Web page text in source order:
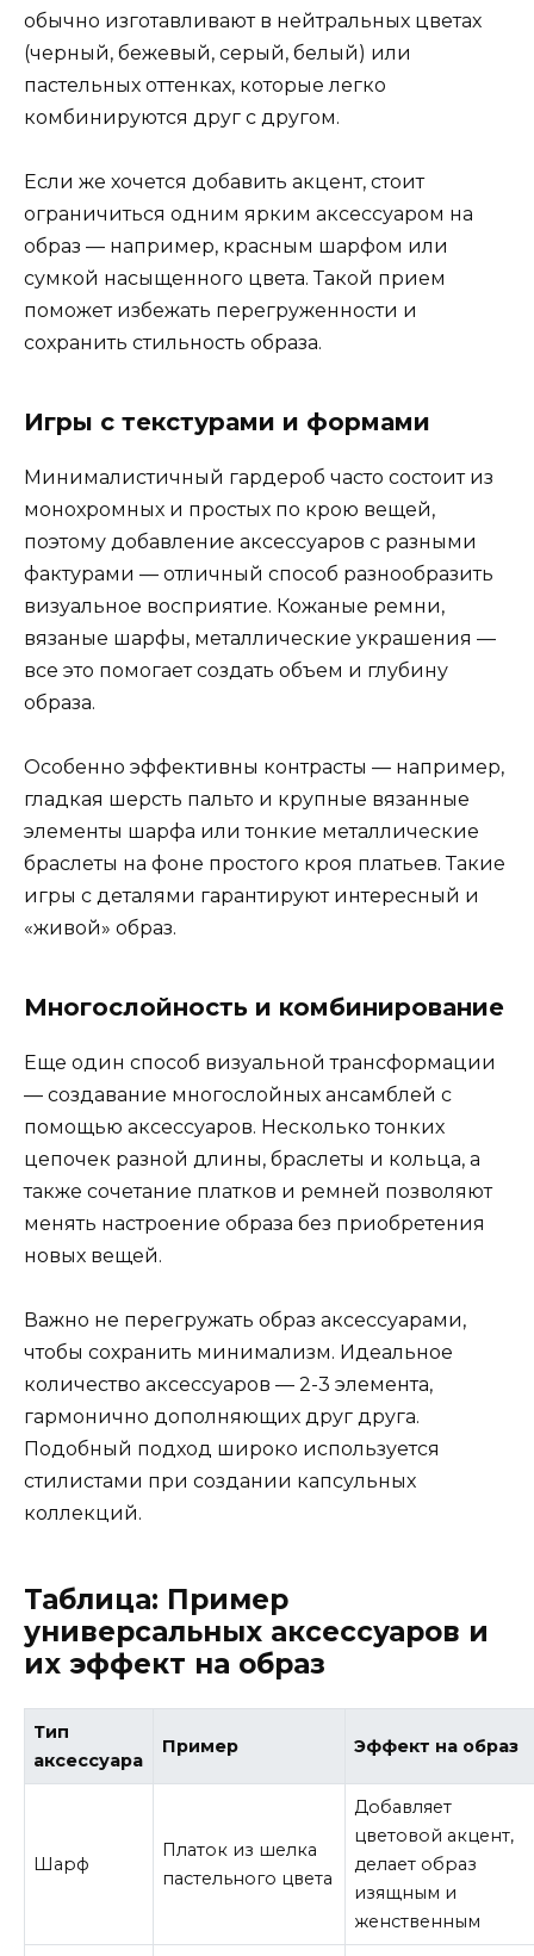
обычно изготавливают в нейтральных цветах
(черный, бежевый, серый, белый) или
пастельных оттенках, которые легко
комбинируются друг с другом.
Если же хочется добавить акцент, стоит
ограничиться одним ярким аксессуаром на
образ — например, красным шарфом или
сумкой насыщенного цвета. Такой прием
поможет избежать перегруженности и
сохранить стильность образа.
Игры с текстурами и формами
Минималистичный гардероб часто состоит из
монохромных и простых по крою вещей,
поэтому добавление аксессуаров с разными
фактурами — отличный способ разнообразить
визуальное восприятие. Кожаные ремни,
вязаные шарфы, металлические украшения —
все это помогает создать объем и глубину
образа.
Особенно эффективны контрасты — например,
гладкая шерсть пальто и крупные вязанные
элементы шарфа или тонкие металлические
браслеты на фоне простого кроя платьев. Такие
игры с деталями гарантируют интересный и
«живой» образ.
Многослойность и комбинирование
Еще один способ визуальной трансформации
— создавание многослойных ансамблей с
помощью аксессуаров. Несколько тонких
цепочек разной длины, браслеты и кольца, а
также сочетание платков и ремней позволяют
менять настроение образа без приобретения
новых вещей.
Важно не перегружать образ аксессуарами,
чтобы сохранить минимализм. Идеальное
количество аксессуаров — 2-3 элемента,
гармонично дополняющих друг друга.
Подобный подход широко используется
стилистами при создании капсульных
коллекций.
Таблица: Пример
универсальных аксессуаров и
их эффект на образ
Тип
аксессуара
Пример Эффект на образ
Шарф
Платок из шелка
пастельного цвета
Добавляет
цветовой акцент,
делает образ
изящным и
женственным